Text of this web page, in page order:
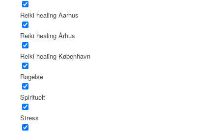
Reiki healing Aarhus
Reiki healing Århus
Reiki healing København
Røgelse
Spirituelt
Stress